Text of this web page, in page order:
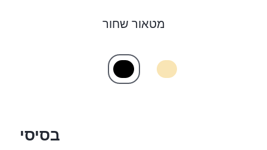
מטאור שחור
בסיסי